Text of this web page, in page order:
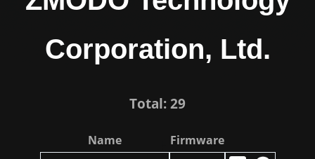
Corporation, Ltd.
Total: 29
Name
Firmware